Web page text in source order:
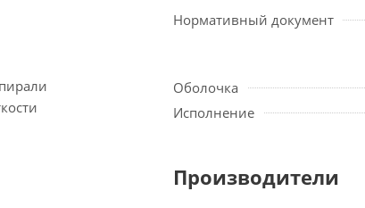
Нормативный документ
Оболочка
Исполнение
Производители